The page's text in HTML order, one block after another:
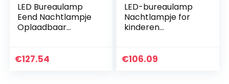
LED Bureaulamp
Eend Nachtlampje
Oplaadbaar
Katoen Warm licht
€127.54
LED-bureaulamp
Nachtlampje for
kinderen
Silicone Materiaal
€106.09